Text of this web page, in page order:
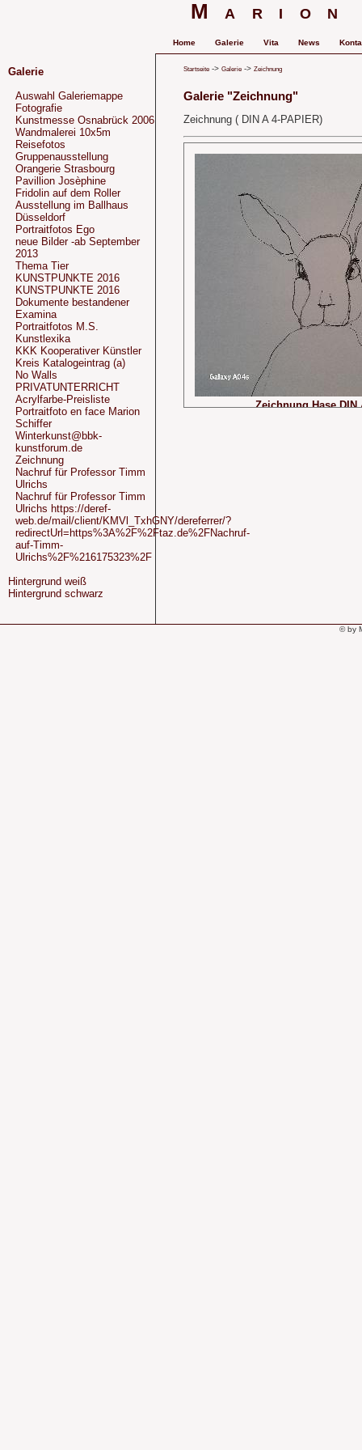
Home Galerie Vita News
Startseite ->Galerie ->Zeichnung
Galerie "Zeichnung"
Zeichnung ( DIN A 4-PAPIER)
Zeichnung Hase DIN
Galerie
Auswahl Galeriemappe
Fotografie
Kunstmesse Osnabrück 2006
Wandmalerei 10x5m
Reisefotos
Gruppenausstellung
Orangerie Strasbourg
Pavillion Josèphine
Fridolin auf dem Roller
Ausstellung im Ballhaus
Düsseldorf
Portraitfotos Ego
neue Bilder -ab September
2013
Thema Tier
KUNSTPUNKTE 2016
KUNSTPUNKTE 2016
Dokumente bestandener
Examina
Portraitfotos M.S.
Kunstlexika
KKK Kooperativer Künstler
Kreis Katalogeintrag (a)
No Walls
PRIVATUNTERRICHT
Acrylfarbe-Preisliste
Portraitfoto en face Marion
Schiffer
Winterkunst@bbk-
kunstforum.de
Zeichnung
Nachruf für Professor Timm
Ulrichs
Nachruf für Professor Timm
Ulrichs https://deref-
web.de/mail/client/KMVl_TxhGNY/dereferrer/?
redirectUrl=https%3A%2F%2Ftaz.de%2FNachruf-
auf-Timm-
Ulrichs%2F%216175323%2F
Hintergrund weiß
Hintergrund schwarz
© by